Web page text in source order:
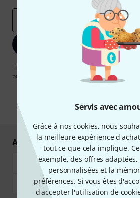
Servis avec
Grâce à nos cookies, nous
la meilleure expérience
tout ce que cela implique.
exemple, des offres
personnalisées et la
préférences. Si vous êtes
d'accepter l'utilisation de
S'inscrire
En cliquant sur "S'inscrire maintenant",
publicités par e-mail. La désinscription est
pouvez trouver plus d'informations à ce
* Requis
Achetez et payez en toute